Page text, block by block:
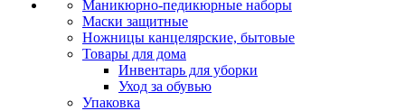
Маникюрно-педикюрные наборы
Маски защитные
Ножницы канцелярские, бытовые
Товары для дома
Инвентарь для уборки
Уход за обувью
Упаковка